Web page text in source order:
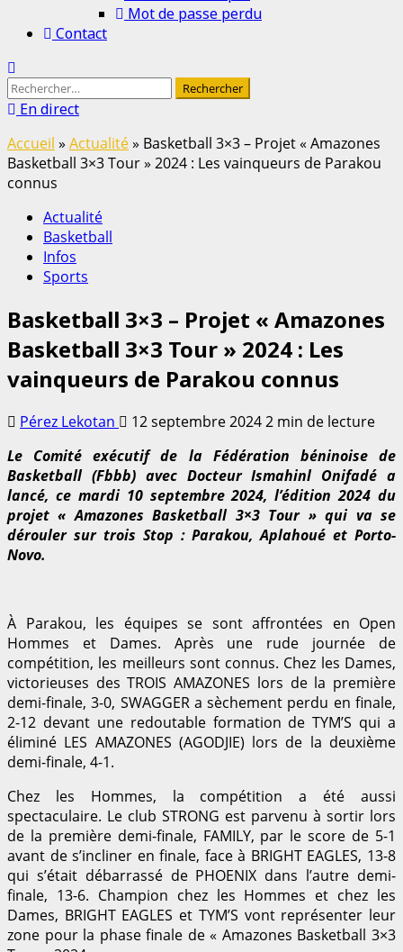
Mot de passe perdu
Contact
Rechercher :
En direct
Accueil » Actualité» Basketball 3×3 – Projet « Amazones
Basketball 3×3 Tour » 2024 : Les vainqueurs de Parakou
connus
Actualité
Basketball
Infos
Sports
Basketball 3×3 – Projet « Amazones
Basketball 3×3 Tour » 2024 : Les
vainqueurs de Parakou connus
Pérez Lekotan 12 septembre 20242 min de lecture
Le Comité exécutif de la Fédération béninoise de
Basketball (Fbbb) avec Docteur Ismahinl Onifadé a
lancé, ce mardi 10 septembre 2024, l’édition 2024 du
projet « Amazones Basketball 3×3 Tour » qui va se
dérouler sur trois Stop : Parakou, Aplahoué et Porto-
Novo.
À Parakou, les équipes se sont affrontées en Open
Hommes et Dames. Après une rude journée de
compétition, les meilleurs sont connus. Chez les Dames,
victorieuses des TROIS AMAZONES lors de la première
demi-finale, 3-0, SWAGGER a sèchement perdu en finale,
2-12 devant une redoutable formation de TYM’S qui a
éliminé LES AMAZONES (AGODJIE) lors de la deuxième
demi-finale, 4-1.
Chez les Hommes, la compétition a été aussi
spectaculaire. Le club STRONG est parvenu à sortir lors
de la première demi-finale, FAMILY, par le score de 5-1
avant de s’incliner en finale, face à BRIGHT EAGLES, 13-8
qui s’était débarrassé de PHOENIX dans l’autre demi-
finale, 13-6. Champion chez les Hommes et chez les
Dames, BRIGHT EAGLES et TYM’S vont représenter leur
zone pour la phase finale de « Amazones Basketball 3×3